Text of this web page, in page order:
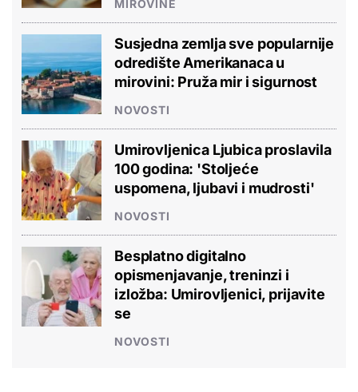
MIROVINE
Susjedna zemlja sve popularnije
odredište Amerikanaca u
mirovini: Pruža mir i sigurnost
NOVOSTI
Umirovljenica Ljubica proslavila
100 godina: 'Stoljeće
uspomena, ljubavi i mudrosti'
NOVOSTI
Besplatno digitalno
opismenjavanje, treninzi i
izložba: Umirovljenici, prijavite
se
NOVOSTI